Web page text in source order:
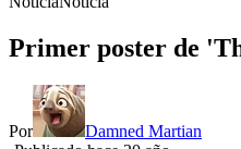
Primer poster de
Por
Damned Martian